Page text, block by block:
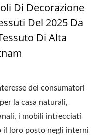
Di Decorazione
Del 2025 Da
Di Alta
dei consumatori
la casa naturali,
i mobili intrecciati
il loro posto negli interni